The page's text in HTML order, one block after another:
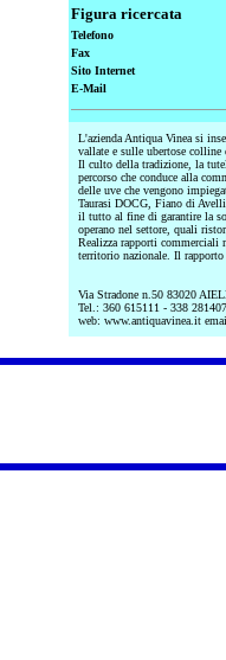
Figura ricercata
Telefono
Fax
Sito Internet
E-Mail
L'azienda Antiqua Vinea si
vallate e sulle ubertose
Il culto della tradizione, la
percorso che conduce alla
delle uve che vengono
Taurasi DOCG, Fiano di
il tutto al fine di garantire la
operano nel settore, quali
Realizza rapporti commerciali
territorio nazionale. Il rapporto
Via Stradone n.50 83020
Tel.: 360 615111 - 338
web: www.antiquavinea.it